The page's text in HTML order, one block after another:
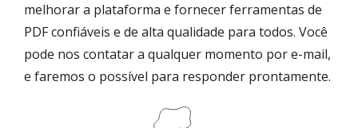
melhorar a plataforma e fornecer ferramentas de
PDF confiáveis e de alta qualidade para todos. Você
pode nos contatar a qualquer momento por e-mail,
e faremos o possível para responder prontamente.